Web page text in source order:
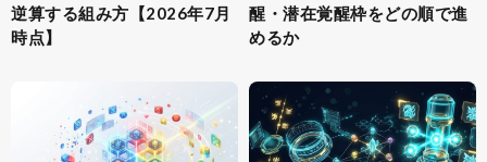
逆算する組み方【2026年7月
時点】
醒・潜在覚醒枠をどの順で進
めるか